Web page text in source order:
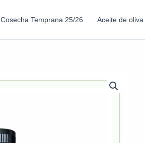
Cosecha Temprana 25/26 Aceite de oliva